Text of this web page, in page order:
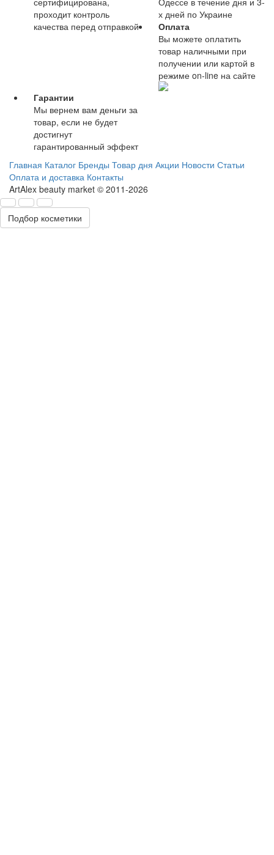
проходит контроль
качества перед отправкой
х дней по Украине
Оплата
Вы можете оплатить
товар наличными при
получении или картой в
режиме on-line на сайте
Гарантии
Мы вернем вам деньги за
товар, если не будет
достигнут
гарантированный эффект
Главная Каталог Бренды Товар дня Акции Новости Статьи
Оплата и доставка Контакты
ArtAlex beauty market © 2011-2026
Подбор косметики